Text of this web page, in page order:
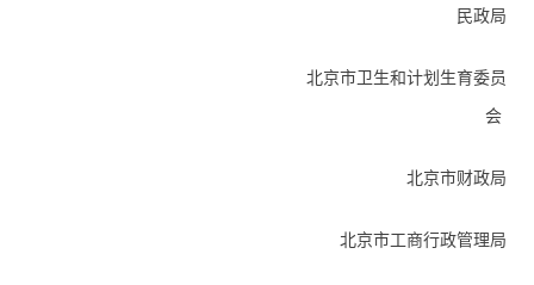
民政局
北京市卫生和计划生育委员
会
北京市财政局
北京市工商行政管理局